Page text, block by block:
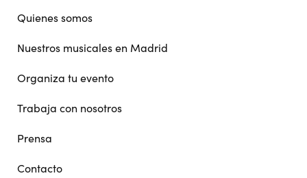
Quienes somos
Nuestros musicales en Madrid
Organiza tu evento
Trabaja con nosotros
Prensa
Contacto